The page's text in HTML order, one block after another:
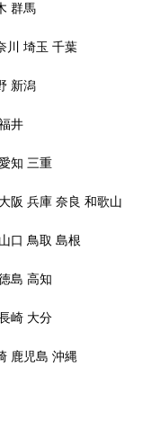
群馬
川 埼玉 千葉
新潟
井
知 三重
大阪 兵庫 奈良 和歌山
山口 鳥取 島根
島 高知
崎 大分
鹿児島 沖縄